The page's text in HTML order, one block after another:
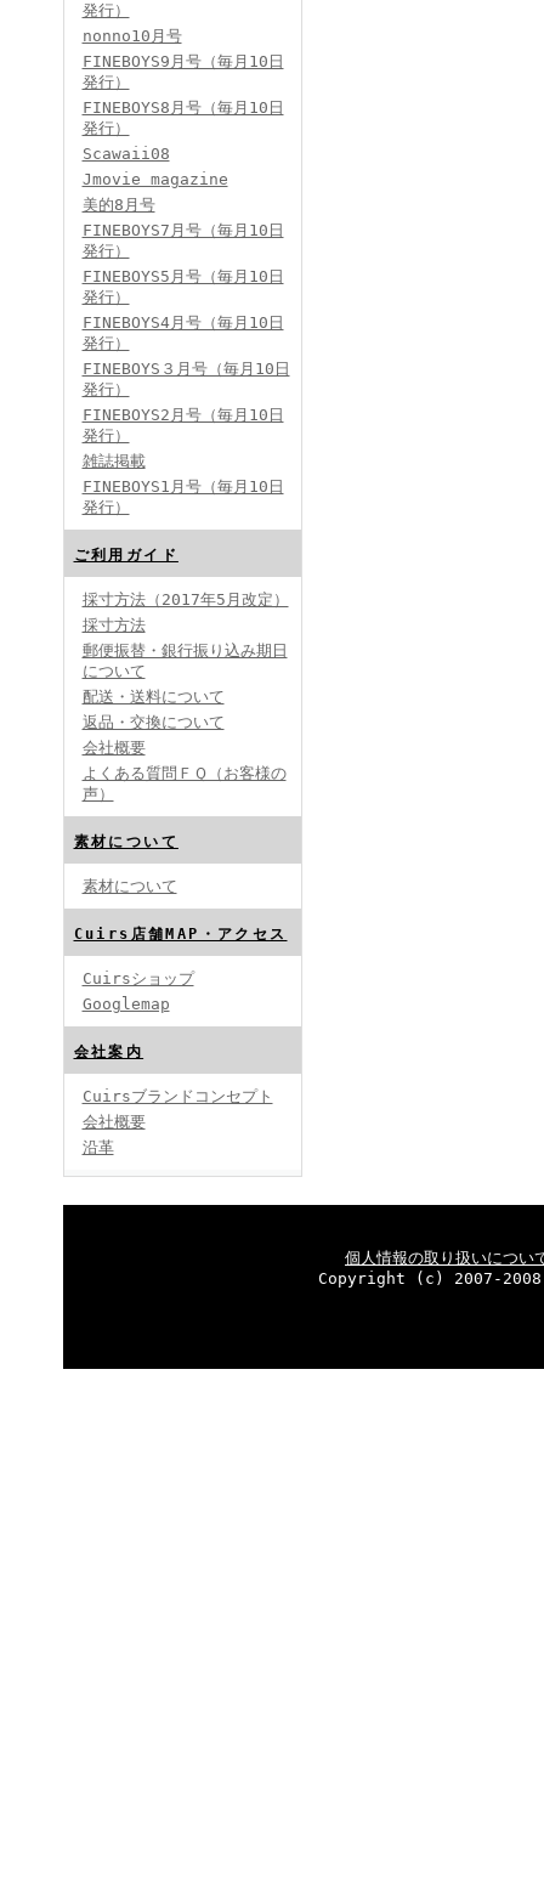
2024分バックナンバー
2023分バックナンバー
2022年分バックナンバー
2019年分バックナンバー
2018年分バックナンバー
2017年分バックナンバー
2016年分バックナンバー
2014年分バックナンバー
発行）
nonno10月号
FINEBOYS9月号（毎月10日
発行）
FINEBOYS8月号（毎月10日
発行）
Scawaii08
Jmovie magazine
美的8月号
FINEBOYS7月号（毎月10日
発行）
FINEBOYS5月号（毎月10日
発行）
FINEBOYS4月号（毎月10日
発行）
FINEBOYS３月号（毎月10日
発行）
FINEBOYS2月号（毎月10日
発行）
雑誌掲載
FINEBOYS1月号（毎月10日
発行）
ご利用ガイド
採寸方法（2017年5月改定）
採寸方法
郵便振替・銀行振り込み期日
について
配送・送料について
返品・交換について
会社概要
よくある質問ＦＱ（お客様の
声）
素材について
素材について
Cuirs店舗MAP・アクセス
Cuirsショップ
Googlemap
会社案内
Cuirsブランドコンセプト
会社概要
沿革
個人情報の取り扱いについ
Copyright (c) 2007-